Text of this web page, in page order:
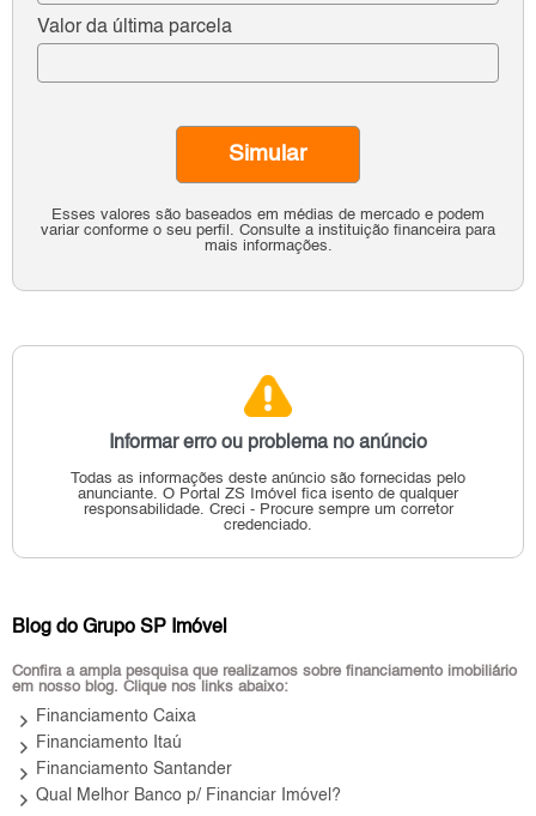
Valor da última parcela
Esses valores são baseados em médias de mercado e podem
variar conforme o seu perfil. Consulte a instituição financeira para
mais informações.
Simular
Informar erro ou problema no anúncio
Todas as informações deste anúncio são fornecidas pelo
anunciante. O Portal ZS Imóvel fica isento de qualquer
responsabilidade. Creci - Procure sempre um corretor
credenciado.
Blog do Grupo SP Imóvel
Confira a ampla pesquisa que realizamos sobre financiamento imobiliário
em nosso blog. Clique nos links abaixo:
keyboard_arrow_right Financiamento Caixa
keyboard_arrow_right Financiamento Itaú
keyboard_arrow_right Financiamento Santander
keyboard_arrow_right Qual Melhor Banco p/ Financiar Imóvel?